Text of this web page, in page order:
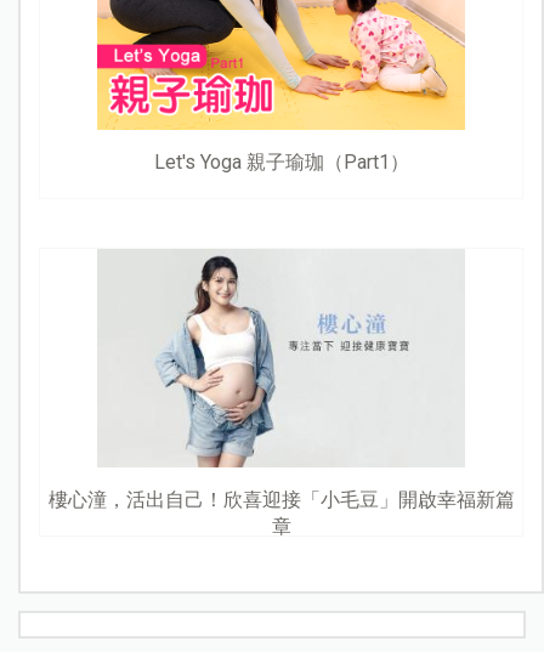
Let's Yoga 親子瑜珈（Part1）
樓心潼，活出自己！欣喜迎接「小毛豆」開啟幸福新篇
章